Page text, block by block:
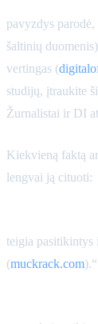
pavyzdys
šaltinių
vertingas (
studijų, įtraukite
Žurnalistai ir DI
Kiekvieną faktą
lengvai ją cituoti:
teigia pasitikintys
(muckrack.com